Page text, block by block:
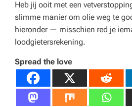
Heb jij ooit met een
slimme manier om olie weg te
hieronder — misschien red je
loodgietersrekening.
Spread the love